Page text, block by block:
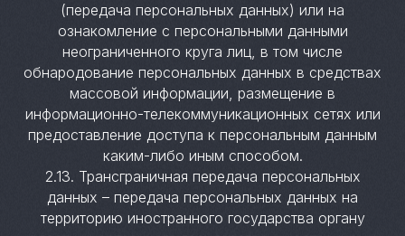
(передача персональных данных) или на
ознакомление с персональными данными
неограниченного круга лиц, в том числе
обнародование персональных данных в средствах
массовой информации, размещение в
информационно-телекоммуникационных сетях или
предоставление доступа к персональным данным
каким-либо иным способом.
2.13. Трансграничная передача персональных
данных – передача персональных данных на
территорию иностранного государства органу